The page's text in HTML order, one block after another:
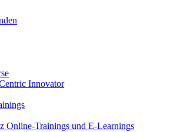
Innovator
Online-Trainings und E-Learnings